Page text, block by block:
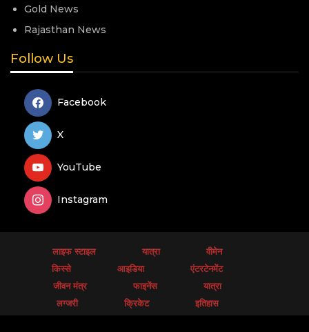
Gold News
Rajasthan News
Follow Us
Facebook
X
YouTube
Instagram
लाइफ स्टाइल यात्रा
वीमेन
किस्से
आइडिया
एंटरटेनमेंट
जीवन मंत्र
फाइनेंस
यात्रा
लग्जरी
क्रिकेट इतिहास